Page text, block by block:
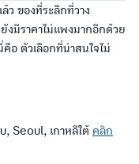
ว ของที่ระลึกที่วาง
งมีราคาไม่แพงมากอีกด้วย
อ ตัวเลือกที่น่าสนใจไม่
เกาหลีใต้ คลิก